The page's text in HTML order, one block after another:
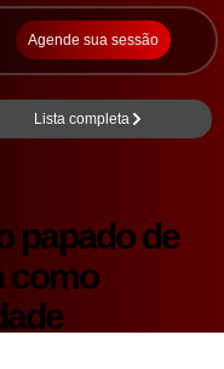
Agende sua sessão
Lista completa
papado de
como